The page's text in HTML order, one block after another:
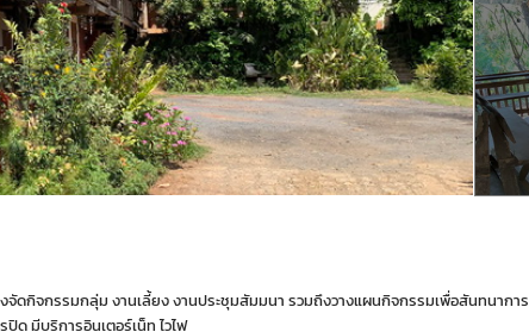
จัดกิจกรรมกลุ่ม งานเลี้ยง งานประชุมสัมมนา รวมถึงวางแผนกิจกรรมเพื่อสันทนาการ
ด มีบริการอินเตอร์เน็ท ไวไฟ